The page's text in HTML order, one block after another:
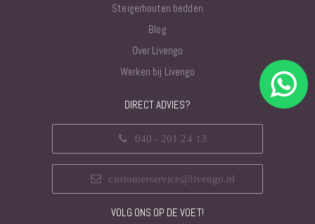
Steigerhouten bedden
Blog
Over Livengo
Werken bij Livengo
DIRECT ADVIES?
040 - 201 24 13
customerservice@livengo.nl
VOLG ONS OP DE VOET!